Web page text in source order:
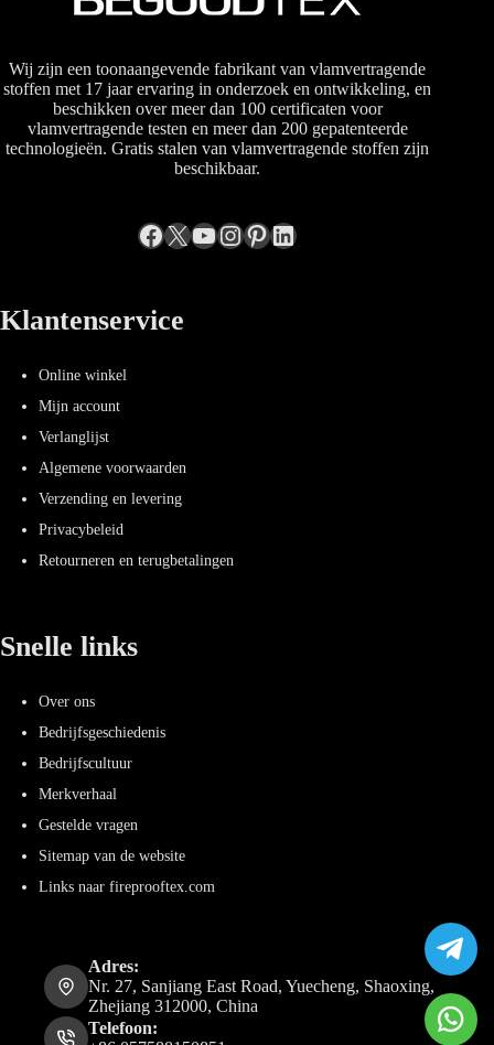
Wij zijn een toonaangevende fabrikant van vlamvertragende
stoffen met 17 jaar ervaring in onderzoek en ontwikkeling, en
beschikken over meer dan 100 certificaten voor
vlamvertragende testen en meer dan 200 gepatenteerde
technologieën. Gratis stalen van vlamvertragende stoffen zijn
beschikbaar.
Facebook
X YouTube
Instagram
Pinterest
LinkedIn
Klantenservice
Online winkel
Mijn account
Verlanglijst
Algemene voorwaarden
Verzending en levering
Privacybeleid
Retourneren en terugbetalingen
Snelle links
Over ons
Bedrijfsgeschiedenis
Bedrijfscultuur
Merkverhaal
Gestelde vragen
Sitemap van de website
Links naar fireprooftex.com
Adres:
Nr. 27, Sanjiang East Road, Yuecheng, Shaoxing,
Zhejiang 312000, China
Telefoon: